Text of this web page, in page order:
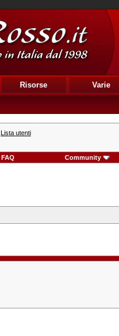
Risorse Varie
Lista utenti
FAQ Community